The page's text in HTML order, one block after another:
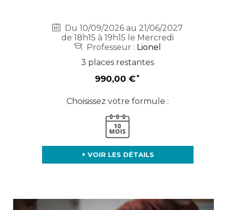
Du 10/09/2026 au 21/06/2027
de 18h15 à 19h15 le Mercredi
Professeur : Lionel
3 places restantes
990,00 €
Choisissez votre formule :
+ VOIR LES DÉTAILS